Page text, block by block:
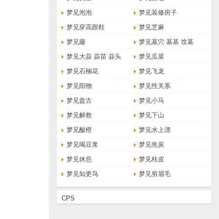
梦见泡泡
梦见装修房子
梦见穿高跟鞋
梦见芝麻
梦见藤
梦见墓穴 墓基 坟墓
梦见大蒜 蒜苗 蒜头
梦见瓜菜
梦见石楠花
梦见飞龙
梦见阳物
梦见性关系
梦见盘古
梦见小马
梦见解救
梦见下山
梦见酸橙
梦见水上漂
梦见喝豆浆
梦见焦炭
梦见休息
梦见桂皮
梦见知更鸟
梦见剪眉毛
CPS